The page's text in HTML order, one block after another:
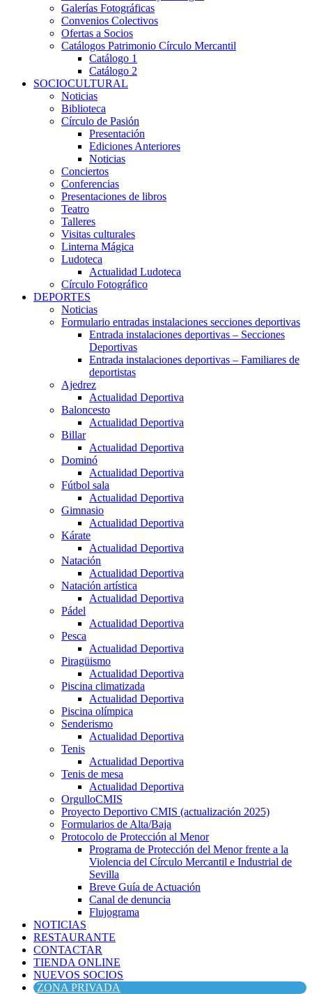
Galerías Fotográficas
Convenios Colectivos
Ofertas a Socios
Catálogos Patrimonio Círculo Mercantil
Catálogo 1
Catálogo 2
SOCIOCULTURAL
Noticias
Biblioteca
Círculo de Pasión
Presentación
Ediciones Anteriores
Noticias
Conciertos
Conferencias
Presentaciones de libros
Teatro
Talleres
Visitas culturales
Linterna Mágica
Ludoteca
Actualidad Ludoteca
Círculo Fotográfico
DEPORTES
Noticias
Formulario entradas instalaciones secciones deportivas
Entrada instalaciones deportivas – Secciones
Deportivas
Entrada instalaciones deportivas – Familiares de
deportistas
Ajedrez
Actualidad Deportiva
Baloncesto
Actualidad Deportiva
Billar
Actualidad Deportiva
Dominó
Actualidad Deportiva
Fútbol sala
Actualidad Deportiva
Gimnasio
Actualidad Deportiva
Kárate
Actualidad Deportiva
Natación
Actualidad Deportiva
Natación artística
Actualidad Deportiva
Pádel
Actualidad Deportiva
Pesca
Actualidad Deportiva
Piragüismo
Actualidad Deportiva
Piscina climatizada
Actualidad Deportiva
Piscina olímpica
Senderismo
Actualidad Deportiva
Tenis
Actualidad Deportiva
Tenis de mesa
Actualidad Deportiva
OrgulloCMIS
Proyecto Deportivo CMIS (actualización 2025)
Formularios de Alta/Baja
Protocolo de Protección al Menor
Programa de Protección del Menor frente a la
Violencia del Círculo Mercantil e Industrial de
Sevilla
Breve Guía de Actuación
Canal de denuncia
Flujograma
NOTICIAS
RESTAURANTE
CONTACTAR
TIENDA ONLINE
NUEVOS SOCIOS
ZONA PRIVADA